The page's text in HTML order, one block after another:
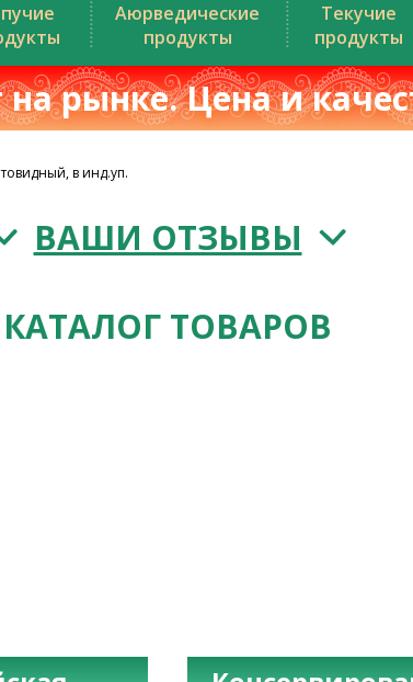
Аюрведические
продукты
Текучие
продукты
на рынке. Цена и
в инд.уп.
ВАШИ ОТЗЫВЫ
КАТАЛОГ ТОВАРОВ